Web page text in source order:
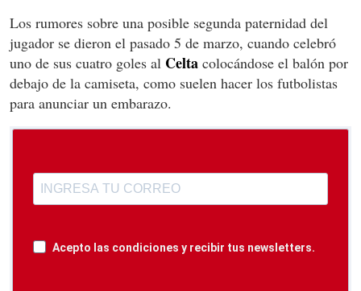
Los rumores sobre una posible segunda paternidad del
jugador se dieron el pasado 5 de marzo, cuando celebró
uno de sus cuatro goles al Celta colocándose el balón por
debajo de la camiseta, como suelen hacer los futbolistas
para anunciar un embarazo.
Acepto las condiciones y recibir tus newsletters.